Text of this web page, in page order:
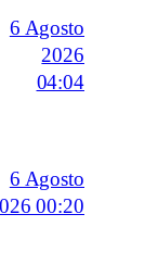
6 Agosto
2026
04:04
6 Agosto
00:20